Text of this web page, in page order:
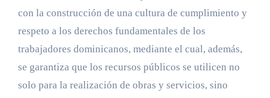
con la construcción de una cultura de cumplimiento y
respeto a los derechos fundamentales de los
trabajadores dominicanos, mediante el cual, además,
se garantiza que los recursos públicos se utilicen no
solo para la realización de obras y servicios, sino